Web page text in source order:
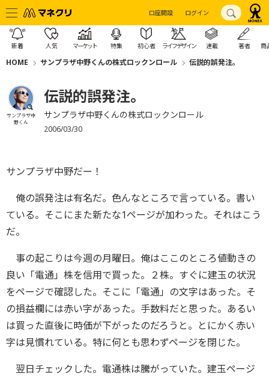
口座開設 ログイン
新着 人気 マーケット 特集 初心者 ライフデザイン 連載 著者 商
HOME サンプラザ中野くんの株式ロックンロール 伝説的誤発注。
サンプラザ中
野くん
伝説的誤発注。
サンプラザ中野くんの株式ロックンロール
2006/03/30
サンプラザ中野だー！
俺の誤発注は有名だ。色んなところで言っている。書い
ている。そこにまた新たな1ページが加わった。それはこう
だ。
事の起こりは今週の月曜日。俺はここのところ値動きの
良い「電通」株を信用で買った。２株。すぐに建玉の状況
をページで確認した。そこに「電通」の文字はあった。そ
の損益欄には赤い字があった。手数料だと思った。あるい
は買った直後に時価が下がったのだろうと。とにかく赤い
字は見慣れている。特に何とも思わずページを閉じた。
翌日チェックした。電通株は騰がっていた。建玉ページ